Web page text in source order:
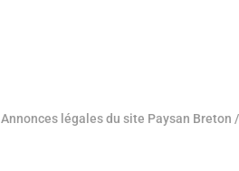
Annonces légales du site Paysan Breton /